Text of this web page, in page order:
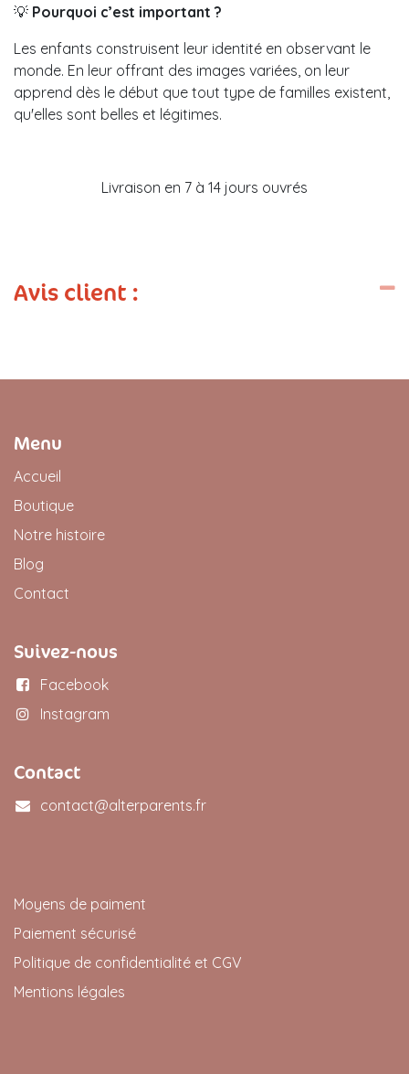
💡 Pourquoi c’est important ?
Les enfants construisent leur identité en observant le
monde. En leur offrant des images variées, on leur
apprend dès le début que tout type de familles existent,
qu'elles sont belles et légitimes.
Livraison en 7 à 14 jours ouvrés
Avis client :
Menu
Accueil
Boutique
Notre histoire
Blog
Contact
Suivez-nous
Facebook
Instagram
Contact
contact@alterparents.fr
Moyens de paiment
Paiement sécurisé
Politique de confidentialité et CGV
Mentions légales